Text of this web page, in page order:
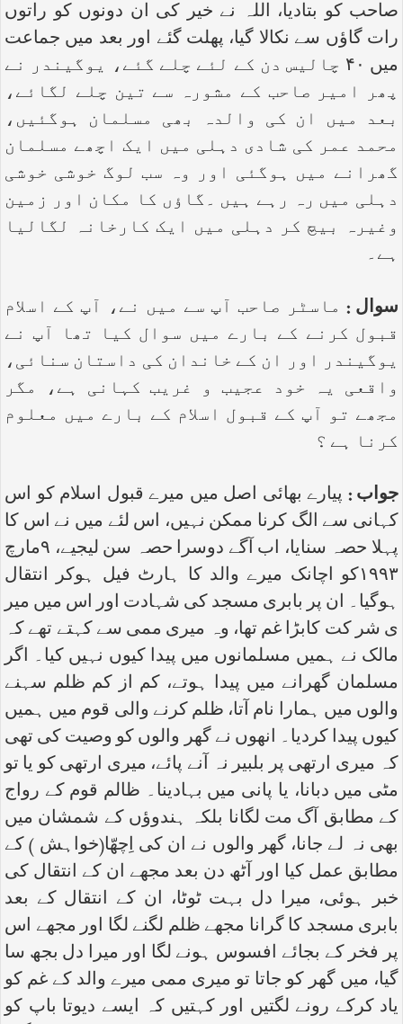
صاحب کو بتادیا، اللہ نے خیر کی ان دونوں کو راتوں
رات گاؤں سے نکالا گیا، پھلت گئے اور بعد میں جماعت
میں ۴۰ چالیس دن کے لئے چلے گئے، یوگیندر نے
پھر امیر صاحب کے مشورہ سے تین چلے لگائے،
بعد میں ان کی والدہ بھی مسلمان ہوگئیں،
محمد عمر کی شادی دہلی میں ایک اچھے مسلمان
گھرانے میں ہوگئی اور وہ سب لوگ خوشی خوشی
دہلی میں رہ رہے ہیں ۔گاؤں کا مکان اور زمین
وغیرہ بیچ کر دہلی میں ایک کارخانہ لگالیا
ہے۔
سوال : ماسٹر صاحب آپ سے میں نے، آپ کے اسلام
قبول کرنے کے بارے میں سوال کیا تھا آپ نے
یوگیندر اور ان کے خاندان کی داستان سنائی،
واقعی یہ خود عجیب و غریب کہانی ہے، مگر
مجھے تو آپ کے قبول اسلام کے بارے میں معلوم
کرنا ہے ؟
جواب : پیارے بھائی اصل میں میرے قبول اسلام کو اس
کہانی سے الگ کرنا ممکن نہیں، اس لئے میں نے اس کا
پہلا حصہ سنایا، اب آگے دوسرا حصہ سن لیجیے، ۹مارچ
۱۹۹۳کو اچانک میرے والد کا ہارٹ فیل ہوکر انتقال
ہوگیا۔ ان پر بابری مسجد کی شہادت اور اس میں میر
ی شر کت کابڑا غم تھا، وہ میری ممی سے کہتے تھے کہ
مالک نے ہمیں مسلمانوں میں پیدا کیوں نہیں کیا۔ اگر
مسلمان گھرانے میں پیدا ہوتے، کم از کم ظلم سہنے
والوں میں ہمارا نام آتا، ظلم کرنے والی قوم میں ہمیں
کیوں پیدا کردیا۔ انھوں نے گھر والوں کو وصیت کی تھی
کہ میری ارتھی پر بلبیر نہ آنے پائے، میری ارتھی کو یا تو
مٹی میں دبانا، یا پانی میں بہادینا۔ ظالم قوم کے رواج
کے مطابق آگ مت لگانا بلکہ ہندوؤں کے شمشان میں
بھی نہ لے جانا، گھر والوں نے ان کی اِچھّا(خواہش ) کے
مطابق عمل کیا اور آٹھ دن بعد مجھے ان کے انتقال کی
خبر ہوئی، میرا دل بہت ٹوٹا، ان کے انتقال کے بعد
بابری مسجد کا گرانا مجھے ظلم لگنے لگا اور مجھے اس
پر فخر کے بجائے افسوس ہونے لگا اور میرا دل بجھ سا
گیا، میں گھر کو جاتا تو میری ممی میرے والد کے غم کو
یاد کرکے رونے لگتیں اور کہتیں کہ ایسے دیوتا باپ کو